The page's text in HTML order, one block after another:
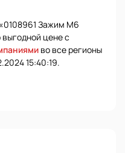
Зажим М6
цене с
во все регионы
15:40:19.